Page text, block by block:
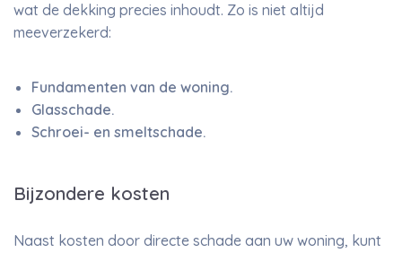
wat de dekking precies inhoudt. Zo is niet altijd
meeverzekerd:
Fundamenten van de woning.
Glasschade.
Schroei- en smeltschade.
Bijzondere kosten
Naast kosten door directe schade aan uw woning, kunt